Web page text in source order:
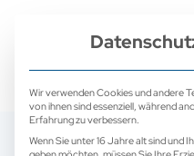
Wir verwenden Cookies und andere
von ihnen sind essenziell, während
Erfahrung zu verbessern.
Wenn Sie unter 16 Jahre alt sind und